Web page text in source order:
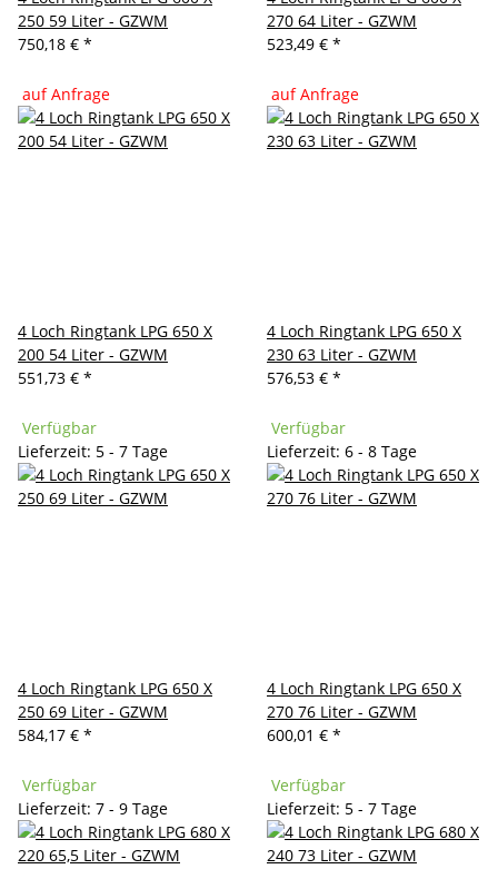
250 59 Liter - GZWM
750,18 € *
auf Anfrage
270 64 Liter - GZWM
523,49 € *
auf Anfrage
4 Loch Ringtank LPG 650 X
200 54 Liter - GZWM
551,73 € *
Verfügbar
Lieferzeit: 5 - 7 Tage
4 Loch Ringtank LPG 650 X
230 63 Liter - GZWM
576,53 € *
Verfügbar
Lieferzeit: 6 - 8 Tage
4 Loch Ringtank LPG 650 X
250 69 Liter - GZWM
584,17 € *
Verfügbar
Lieferzeit: 7 - 9 Tage
4 Loch Ringtank LPG 650 X
270 76 Liter - GZWM
600,01 € *
Verfügbar
Lieferzeit: 5 - 7 Tage